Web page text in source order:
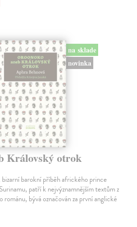
na sklade
novinka
Královský otrok
barokní příběh afrického prince
patří k nejvýznamnějším textům z
bývá označován za první anglické